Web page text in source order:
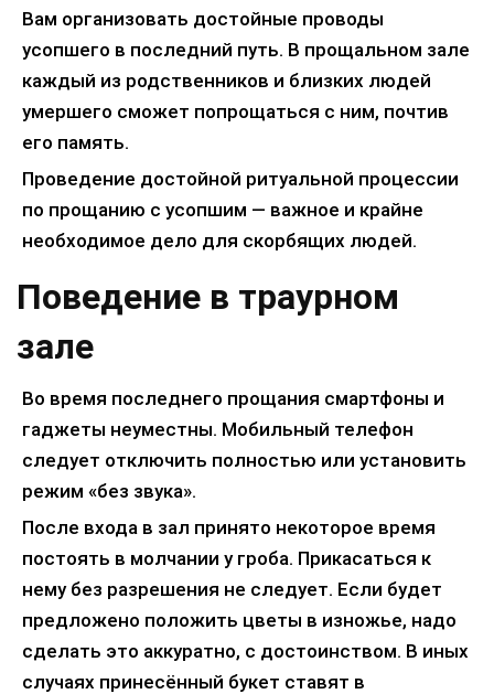
Вам организовать достойные проводы
усопшего в последний путь. В прощальном зале
каждый из родственников и близких людей
умершего сможет попрощаться с ним, почтив
его память.
Проведение достойной ритуальной процессии
по прощанию с усопшим — важное и крайне
необходимое дело для скорбящих людей.
Поведение в траурном
зале
Во время последнего прощания смартфоны и
гаджеты неуместны. Мобильный телефон
следует отключить полностью или установить
режим «без звука».
После входа в зал принято некоторое время
постоять в молчании у гроба. Прикасаться к
нему без разрешения не следует. Если будет
предложено положить цветы в изножье, надо
сделать это аккуратно, с достоинством. В иных
случаях принесённый букет ставят в